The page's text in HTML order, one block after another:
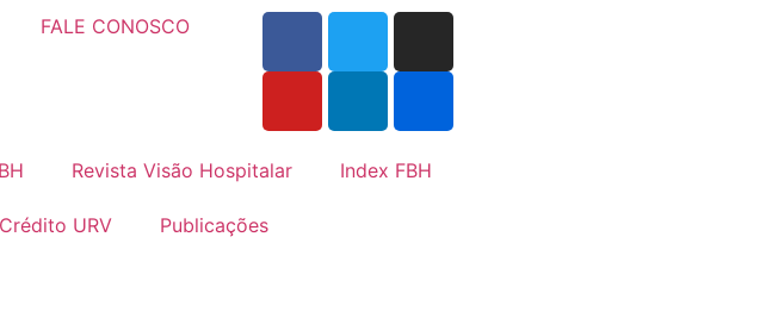
FALE CONOSCO
Revista Visão Hospitalar Index FBH
Crédito URV Publicações